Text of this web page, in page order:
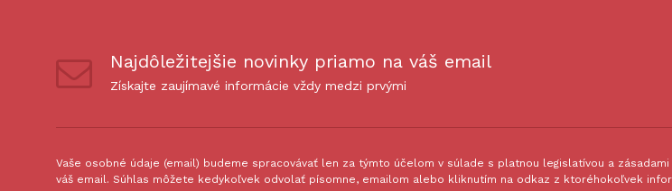
Najdôležitejšie novinky priamo na váš email
Získajte zaujímavé informácie vždy medzi prvými
Vaše osobné údaje (email) budeme spracovávať len za týmto účelom v súlade s platnou legislatívou a
váš email. Súhlas môžete kedykoľvek odvolať písomne, emailom alebo kliknutím na odkaz z ktoréhokoľvek